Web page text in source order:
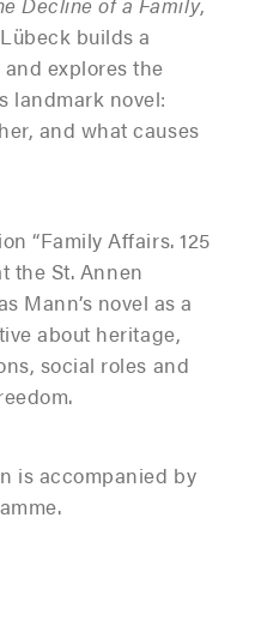
builds a
explores the
landmark novel:
and what causes
“Family Affairs. 125
the St. Annen
Mann’s novel as a
about heritage,
social roles and
is accompanied by